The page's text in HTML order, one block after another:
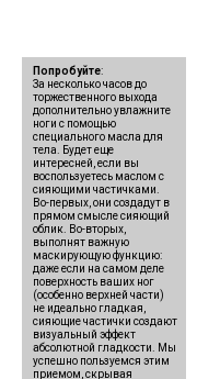
Попробуйте:
За несколько часов до
торжественного выхода
дополнительно увлажните
ноги с помощью
специального масла для
тела. Будет еще
интересней, если вы
воспользуетесь маслом с
сияющими частичками.
Во-первых, они создадут в
прямом смысле сияющий
облик. Во-вторых,
выполнят важную
маскирующую функцию:
даже если на самом деле
поверхность ваших ног
(особенно верхней части)
не идеально гладкая,
сияющие частички создают
визуальный эффект
абсолютной гладкости. Мы
успешно пользуемся этим
приемом, скрывая